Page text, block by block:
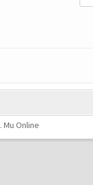
. Mu Online